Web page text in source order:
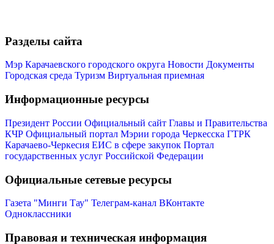
Разделы сайта
Мэр Карачаевского городского округа Новости Документы
Городская среда Туризм Виртуальная приемная
Информационные ресурсы
Президент России Официальный сайт Главы и Правительства
КЧР Официальный портал Мэрии города Черкесска ГТРК
Карачаево-Черкесия ЕИС в сфере закупок Портал
государственных услуг Российской Федерации
Официальные сетевые ресурсы
Газета "Минги Тау" Телеграм-канал ВКонтакте
Одноклассники
Правовая и техническая информация